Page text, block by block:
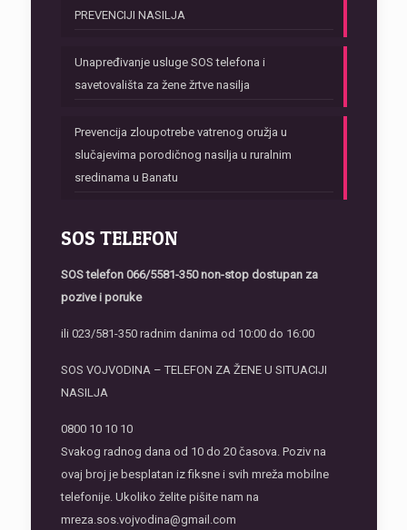
PREVENCIJI NASILJA
Unapređivanje usluge SOS telefona i
savetovališta za žene žrtve nasilja
Prevencija zloupotrebe vatrenog oružja u
slučajevima porodičnog nasilja u ruralnim
sredinama u Banatu
SOS TELEFON
SOS telefon 066/5581-350 non-stop dostupan za
pozive i poruke
ili 023/581-350 radnim danima od 10:00 do 16:00
SOS VOJVODINA – TELEFON ZA ŽENE U SITUACIJI
NASILJA
0800 10 10 10
Svakog radnog dana od 10 do 20 časova. Poziv na
ovaj broj je besplatan iz fiksne i svih mreža mobilne
telefonije. Ukoliko želite pišite nam na
mreza.sos.vojvodina@gmail.com